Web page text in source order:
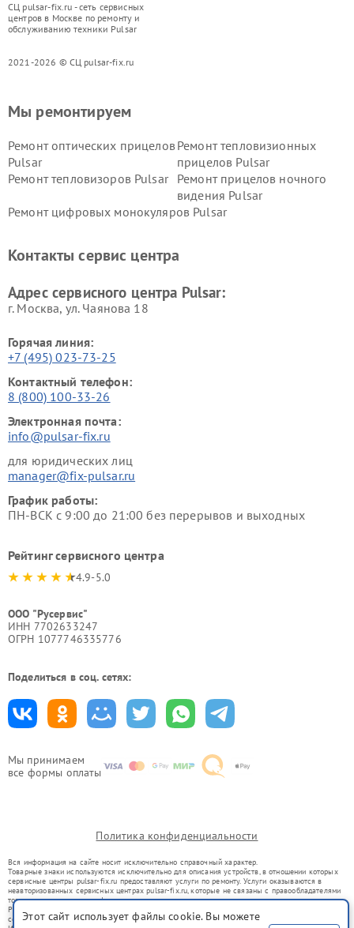
СЦ pulsar-fix.ru - сеть сервисных
центров в Москве по ремонту и
обслуживанию техники Pulsar
2021-2026 © СЦ pulsar-fix.ru
Мы принимаем
все формы оплаты
Мы ремонтируем
Ремонт оптических прицелов
Pulsar
Ремонт тепловизионных
прицелов Pulsar
Ремонт тепловизоров Pulsar
Ремонт прицелов ночного
видения Pulsar
Ремонт цифровых монокуляров Pulsar
Контакты сервис центра
Адрес сервисного центра Pulsar:
г. Москва, ул. Чаянова 18
Горячая линия:
+7 (495) 023-73-25
Контактный телефон:
8 (800) 100-33-26
Электронная почта:
info@pulsar-fix.ru
для юридических лиц
manager@fix-pulsar.ru
График работы:
ПН-ВСК с 9:00 до 21:00 без перерывов и выходных
Рейтинг сервисного центра
4.9-5.0
ООО "Русервис"
ИНН 7702633247
ОГРН 1077746335776
Поделиться в соц. сетях:
Политика конфиденциальности
Вся информация на сайте носит исключительно справочный характер.
Товарные знаки используются исключительно для описания устройств, в отношении которых
сервисные центры pulsar-fix.ru предоставляют услуги по ремонту. Услуги оказываются в
неавторизованных сервисных центрах pulsar-fix.ru, которые не связаны с правообладателями
товарных знаков или их официальными представителями.
Ремонт осуществляется для устройств, уже введенных в гражданский оборот в соответствии
со статьей 1487 ГК РФ.
Этот сайт использует файлы cookie. Вы можете